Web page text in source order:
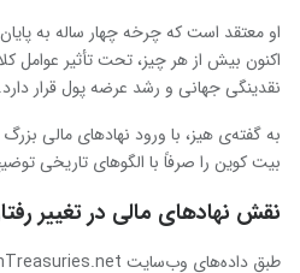
او معتقد است که چرخه‌ چهار ساله به
اکنون بیش از هر چیز، تحت تأثیر عوامل
نقدینگی جهانی و رشد عرضه پول قرار دارد.
به گفته‌ی هیز، با ورود نهادهای مالی بزرگ
بیت ‌کوین را صرفاً با الگوهای تاریخی
نقش نهادهای مالی در تغییر